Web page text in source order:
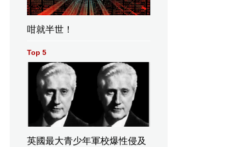
咁就半世！
Top 5
英國最大青少年軍校爆性侵及